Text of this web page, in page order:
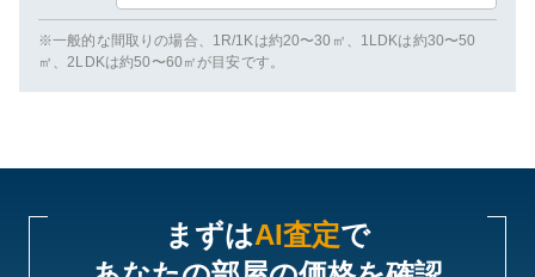
※一般的な間取りの場合、1R/1Kは約20〜30㎡、1LDKは約30〜50
㎡、2LDKは約50〜60㎡が目安です。
まずはAI査定で